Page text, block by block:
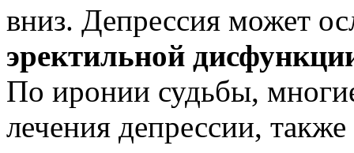
вниз. Депрессия может
эректильной
По иронии судьбы,
лечения депрессии,